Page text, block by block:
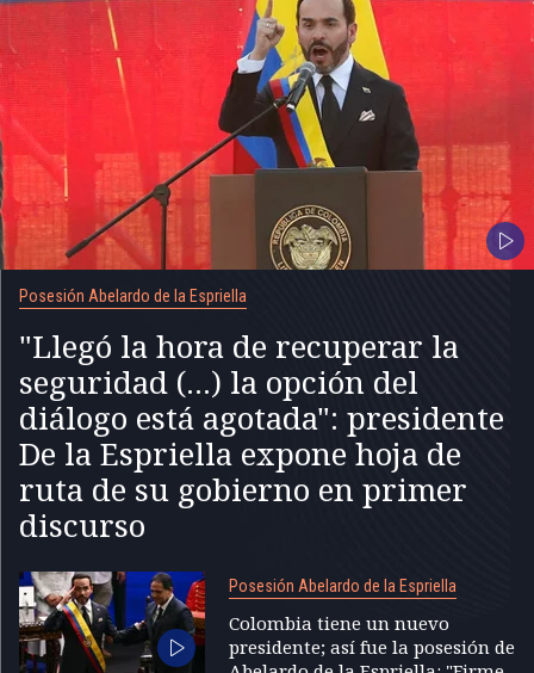
Posesión Abelardo de la Espriella
"Llegó la hora de recuperar la
seguridad (...) la opción del
diálogo está agotada": presidente
De la Espriella expone hoja de
ruta de su gobierno en primer
discurso
Posesión Abelardo de la Espriella
Colombia tiene un nuevo
presidente; así fue la posesión de